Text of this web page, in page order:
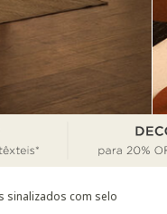
sinalizados com selo